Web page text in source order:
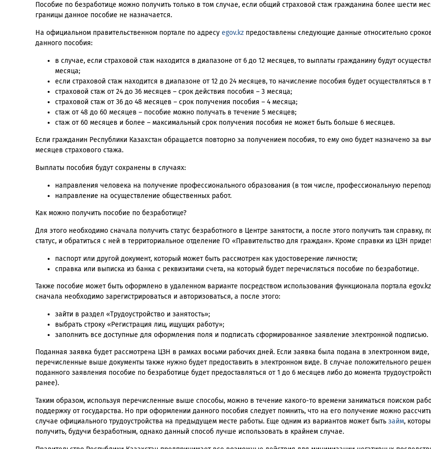
Пособие по безработице можно получить только в том случае, если общий страховой стаж гражданина более шести
границы данное пособие не назначается.
На официальном правительственном портале по адресу egov.kz предоставлены следующие данные относительно
данного пособия:
в случае, если страховой стаж находится в диапазоне от 6 до 12 месяцев, то выплаты гражданину будут
месяца;
если страховой стаж находится в диапазоне от 12 до 24 месяцев, то начисление пособия будет осуществляться в
страховой стаж от 24 до 36 месяцев – срок действия пособия – 3 месяца;
страховой стаж от 36 до 48 месяцев – срок получения пособия – 4 месяца;
стаж от 48 до 60 месяцев – пособие можно получать в течение 5 месяцев;
стаж от 60 месяцев и более – максимальный срок получения пособия не может быть больше 6 месяцев.
Если гражданин Республики Казахстан обращается повторно за получением пособия, то ему оно будет назначено за
месяцев страхового стажа.
Выплаты пособия будут сохранены в случаях:
направления человека на получение профессионального образования (в том числе, профессиональную
направление на осуществление общественных работ.
Как можно получить пособие по безработице?
Для этого необходимо сначала получить статус безработного в Центре занятости, а после этого получить там
статус, и обратиться с ней в территориальное отделение ГО «Правительство для граждан». Кроме справки из ЦЗН
паспорт или другой документ, который может быть рассмотрен как удостоверение личности;
справка или выписка из банка с реквизитами счета, на который будет перечисляться пособие по безработице.
Также пособие может быть оформлено в удаленном варианте посредством использования функционала портала
сначала необходимо зарегистрироваться и авторизоваться, а после этого:
зайти в раздел «Трудоустройство и занятость»;
выбрать строку «Регистрация лиц, ищущих работу»;
заполнить все доступные для оформления поля и подписать сформированное заявление электронной подписью.
Поданная заявка будет рассмотрена ЦЗН в рамках восьми рабочих дней. Если заявка была подана в электронном виде,
перечисленные выше документы также нужно будет предоставить в электронном виде. В случае положительного
поданного заявления пособие по безработице будет предоставляться от 1 до 6 месяцев либо до момента
ранее).
Таким образом, используя перечисленные выше способы, можно в течение какого-то времени заниматься поиском
поддержку от государства. Но при оформлении данного пособия следует помнить, что на его получение можно
случае официального трудоустройства на предыдущем месте работы. Еще одним из вариантов может быть займ,
получить, будучи безработным, однако данный способ лучше использовать в крайнем случае.